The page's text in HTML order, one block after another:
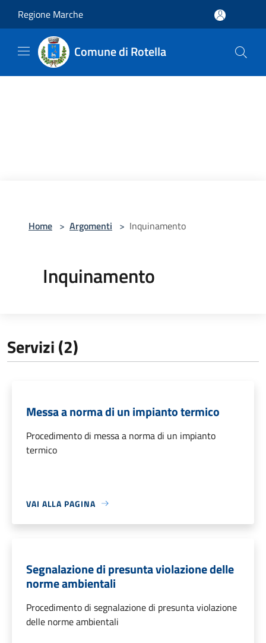
Regione Marche
Comune di Rotella
Home > Argomenti > Inquinamento
Inquinamento
Servizi (2)
Messa a norma di un impianto termico
Procedimento di messa a norma di un impianto
termico
VAI ALLA PAGINA
Segnalazione di presunta violazione delle
norme ambientali
Procedimento di segnalazione di presunta violazione
delle norme ambientali